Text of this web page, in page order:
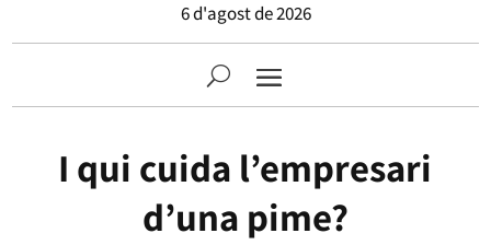
6 d'agost de 2026
I qui cuida l’empresari
d’una pime?